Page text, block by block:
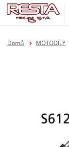
Domů MOTODÍLY